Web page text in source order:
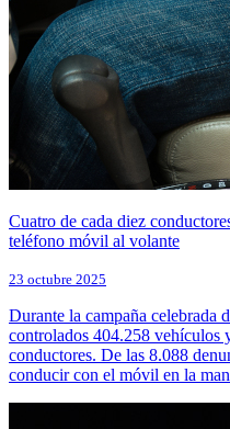
Cuatro de cada diez
teléfono móvil al volante
23 octubre 2025
Durante la campaña celebrada
controlados 404.258 vehículos
conductores. De las 8.088
conducir con el móvil en la